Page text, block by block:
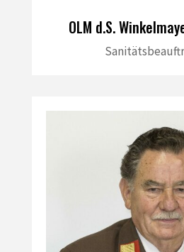
OLM d.S.